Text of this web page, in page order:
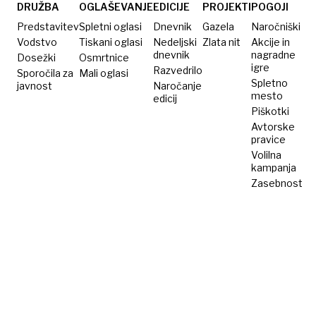
Slovenca glasbenika:
Genialna
partitura,
kjer
vsaka
DRUŽBA
Predstavitev
Vodstvo
Dosežki
Sporočila za
javnost
OGLAŠEVANJE
Spletni oglasi
Tiskani oglasi
Osmrtnice
Mali oglasi
EDICIJE
Dnevnik
Nedeljski
dnevnik
Razvedrilo
Naročanje
edicij
PROJEKTI
Gazela
Zlata nit
POGOJI
Naročniški
Akcije in
nagradne
igre
Spletno
mesto
Piškotki
Avtorske
pravice
Volilna
kampanja
Zasebnost